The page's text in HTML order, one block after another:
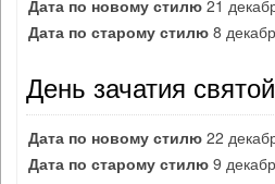
Дата по новому стилю 21
Дата по старому стилю 8
День зачатия
Дата по новому стилю 22
Дата по старому стилю 9